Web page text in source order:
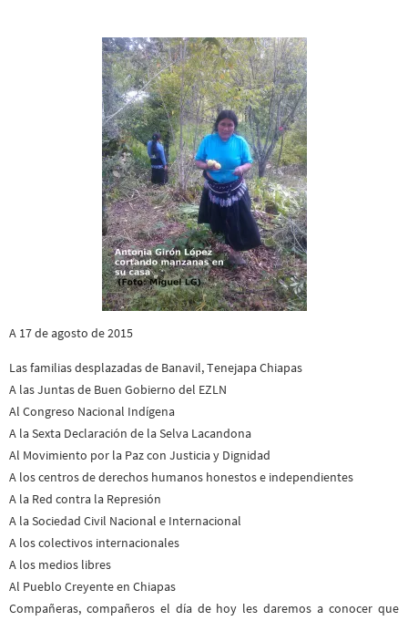
A 17 de agosto de 2015
Las familias desplazadas de Banavil, Tenejapa Chiapas
A las Juntas de Buen Gobierno del EZLN
Al Congreso Nacional Indígena
A la Sexta Declaración de la Selva Lacandona
Al Movimiento por la Paz con Justicia y Dignidad
A los centros de derechos humanos honestos e independientes
A la Red contra la Represión
A la Sociedad Civil Nacional e Internacional
A los colectivos internacionales
A los medios libres
Al Pueblo Creyente en Chiapas
Compañeras, compañeros el día de hoy les daremos a conocer que